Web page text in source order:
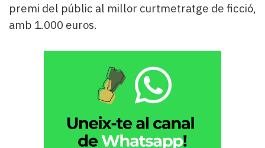
premi del públic al millor curtmetratge de ficció,
amb 1.000 euros.